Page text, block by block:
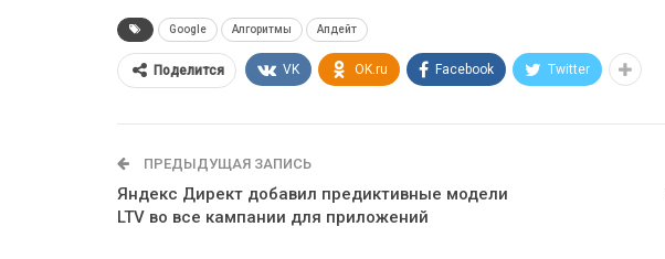
Google Алгоритмы Апдейт
Поделится VK OK.ru Facebook Twitter
ПРЕДЫДУЩАЯ ЗАПИСЬ
Яндекс Директ добавил предиктивные модели
LTV во все кампании для приложений